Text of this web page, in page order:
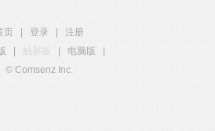
页 登录
注册
触屏版 电脑版
© Comsenz Inc.